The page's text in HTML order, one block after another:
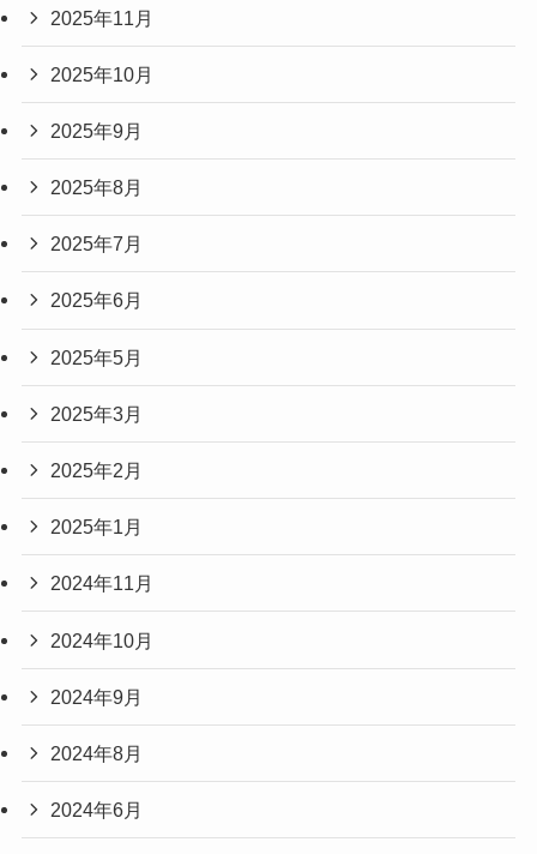
2025年11月
2025年10月
2025年9月
2025年8月
2025年7月
2025年6月
2025年5月
2025年3月
2025年2月
2025年1月
2024年11月
2024年10月
2024年9月
2024年8月
2024年6月